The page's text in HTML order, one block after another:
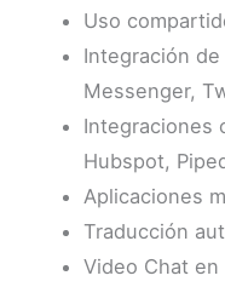
Uso
Integración
Messenger,
Integraciones
Hubspot,
Aplicaciones
Traducción
Video Chat